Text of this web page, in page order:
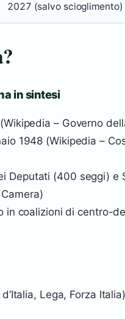
2027 (salvo scioglimento)
in sintesi
– Governo
1948 (Wikipedia –
Deputati (400 seggi) e
in coalizioni di centro-
Lega, Forza